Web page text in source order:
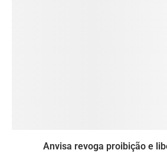
Anvisa revoga proibição e